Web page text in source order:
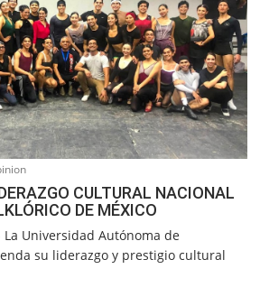
CULTURAL NACIONAL
DE MÉXICO
La Universidad Autónoma de
su liderazgo y prestigio cultural